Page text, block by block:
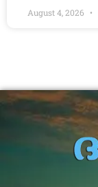
August 4, 2026